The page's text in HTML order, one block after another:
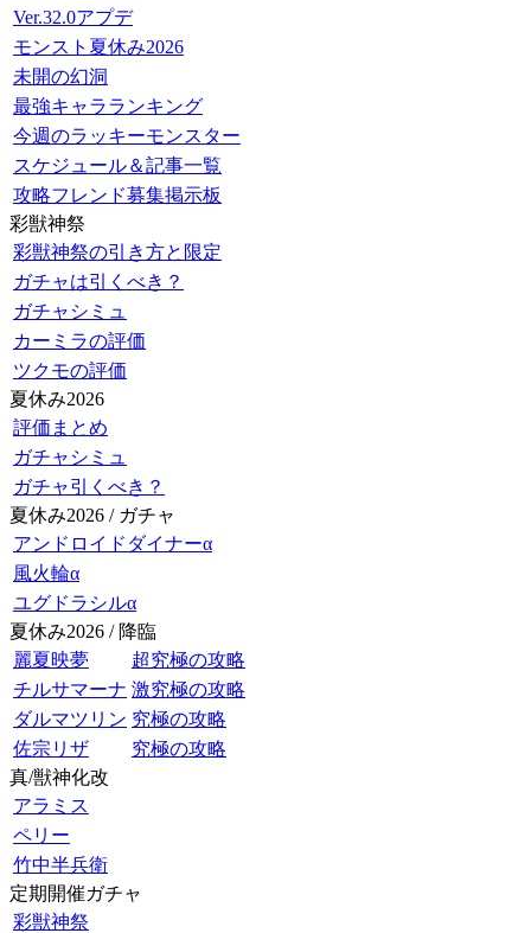
Ver.32.0アプデ
モンスト夏休み2026
未開の幻洞
最強キャラランキング
今週のラッキーモンスター
スケジュール＆記事一覧
攻略フレンド募集掲示板
彩獣神祭
彩獣神祭の引き方と限定
ガチャは引くべき？
ガチャシミュ
カーミラの評価
ツクモの評価
夏休み2026
評価まとめ
ガチャシミュ
ガチャ引くべき？
夏休み2026 / ガチャ
アンドロイドダイナーα
風火輪α
ユグドラシルα
夏休み2026 / 降臨
麗夏映夢
超究極の攻略
チルサマーナ 激究極の攻略
ダルマツリン 究極の攻略
佐宗リザ
究極の攻略
真/獣神化改
アラミス
ペリー
竹中半兵衛
定期開催ガチャ
彩獣神祭